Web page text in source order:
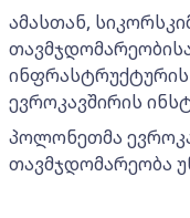
ამასთან,
ინფრასტრუქტურის
ევროკავშირის
პოლონეთმა
თავმჯდომარეობა